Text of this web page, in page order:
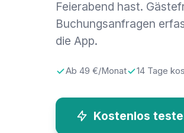
Feierabend hast.
Buchungsanfragen
die App.
Ab 49 €/Monat 14 Tage
Kostenlos